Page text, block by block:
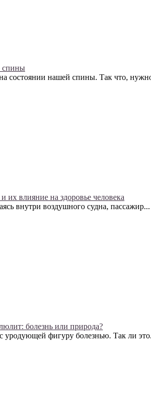
спины
состоянии нашей спины. Так что,
их влияние на здоровье человека
внутри воздушного судна, пассажир...
болезнь или природа?
фигуру болезнью. Так ли